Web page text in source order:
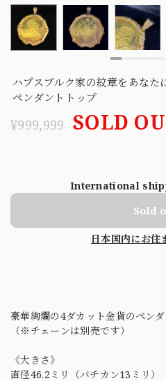
ハプスブルク家の紋章をあなた
ペンダントトップ
¥999,999 SOLD
International
Sold
日本国内にお住
豪華絢爛の4ダカット金貨のペン
（※チェーンは別売です）
《大きさ》
直径46.2ミリ（バチカン13ミリ）